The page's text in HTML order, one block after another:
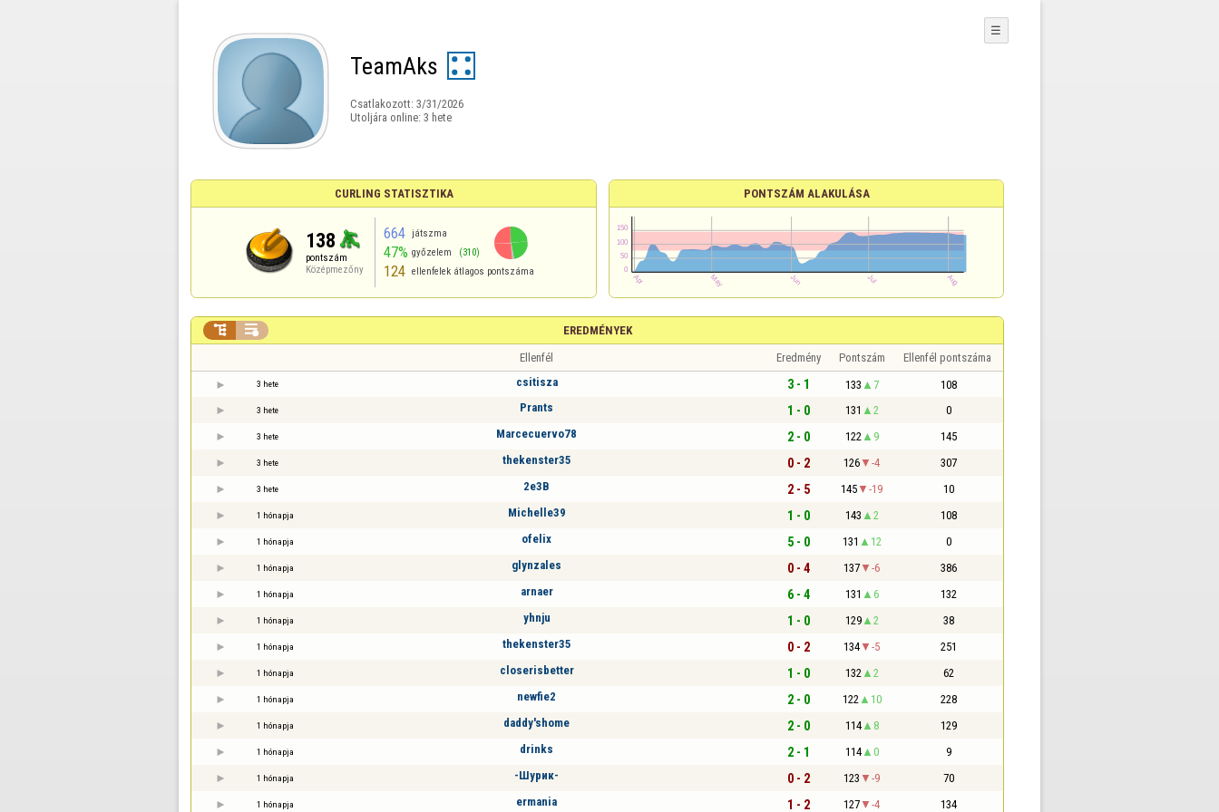
TeamAks
Csatlakozott: 3/31/2026
Utoljára online: 3 hete
☰
CURLING STATISZTIKA
138
pontszám
Középmezőny
664 játszma
47% győzelem (310)
124 ellenfelek átlagos pontszáma
PONTSZÁM ALAKULÁSA
EREDMÉNYEK
 
Ellenfél Eredmény Pontszám Ellenfél pontszáma
3 hete csitisza 3 - 1 133 7 108
3 hete Prants 1 - 0 131 2 0
3 hete Marcecuervo78 2 - 0 122 9 145
3 hete thekenster35 0 - 2 126 -4 307
3 hete 2e3B 2 - 5 145 -19 10
1 hónapja Michelle39 1 - 0 143 2 108
1 hónapja ofelix 5 - 0 131 12 0
1 hónapja glynzales 0 - 4 137 -6 386
1 hónapja arnaer 6 - 4 131 6 132
1 hónapja yhnju 1 - 0 129 2 38
1 hónapja thekenster35 0 - 2 134 -5 251
1 hónapja closerisbetter 1 - 0 132 2 62
1 hónapja newfie2 2 - 0 122 10 228
1 hónapja daddy'shome 2 - 0 114 8 129
1 hónapja drinks 2 - 1 114 0 9
1 hónapja -Шурик- 0 - 2 123 -9 70
1 hónapja ermania 1 - 2 127 -4 134